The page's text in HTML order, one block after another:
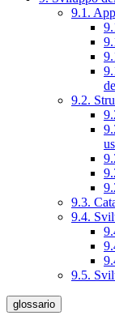
9.1.
9.2.
9.3.
9.4.
9.5.
glossario